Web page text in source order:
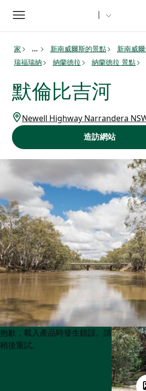
Toggle
navigation
家 ... 新南威爾斯的景點
新南威
瑞福瑞納
納蘭德拉 納蘭德拉 景點
默倫比吉河
Newell Highway Narrandera
造訪網站
Product
List
Product
List
抱歉，載入產品時發生錯誤。請
稍後重試。